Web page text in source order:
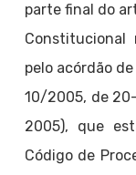
parte final do
Constitucional
pelo acórdão
10/2005, de
2005), que
Código de